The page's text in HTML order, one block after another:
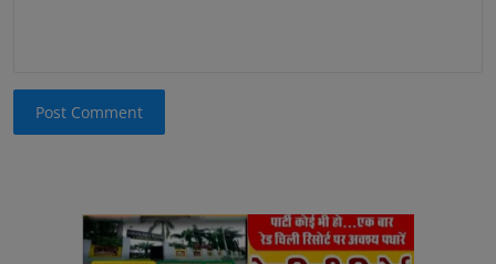
Post Comment